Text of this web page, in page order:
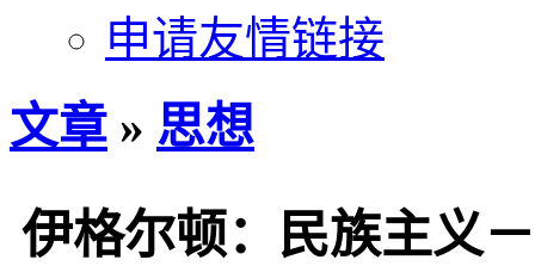
申请友情链接
文章 » 思想
伊格尔顿：民族主义